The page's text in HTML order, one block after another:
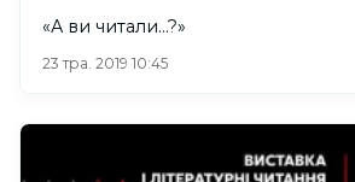
«А ви читали…?»
23 тра. 2019 10:45